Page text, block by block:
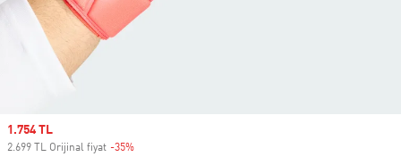
Sale price
1.754 TL
2.699 TL Orijinal fiyat -35%